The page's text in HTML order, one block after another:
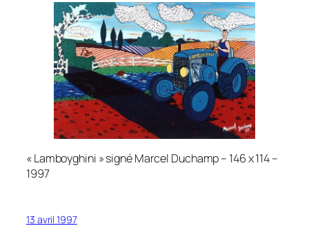
« Lamboyghini » signé Marcel Duchamp – 146 x 114 –
1997
13 avril 1997